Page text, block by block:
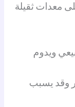
معدات ثقيلة
ويدوم
وقد يسبب